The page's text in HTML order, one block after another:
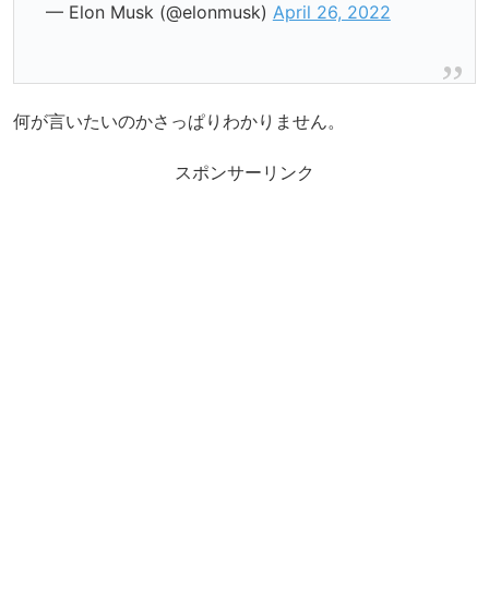
— Elon Musk (@elonmusk) April 26, 2022
何が言いたいのかさっぱりわかりません。
スポンサーリンク